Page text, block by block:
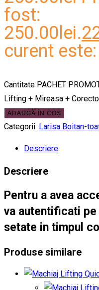
fost:
250.00lei.
curent
Cantitate PACHET
Lifting + Mireasa +
ADAUGĂ ÎN COȘ
Categorii: Larisa Boitan-
Descriere
Descriere
Pentru a avea
va autentificati
setate in timpul
Produse similare